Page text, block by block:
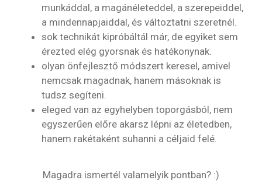
munkáddal, a magánéleteddel, a szerepeiddel,
a mindennapjaiddal, és változtatni szeretnél.
sok technikát kipróbáltál már, de egyiket sem
érezted elég gyorsnak és hatékonynak.
olyan önfejlesztő módszert keresel, amivel
nemcsak magadnak, hanem másoknak is
tudsz segíteni.
eleged van az egyhelyben toporgásból, nem
egyszerűen előre akarsz lépni az életedben,
hanem rakétaként suhanni a céljaid felé.
Magadra ismertél valamelyik pontban? :)